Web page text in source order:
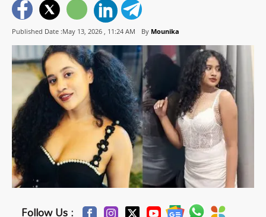
Published Date :May 13, 2026 , 11:24 AM By Mounika
Follow Us :